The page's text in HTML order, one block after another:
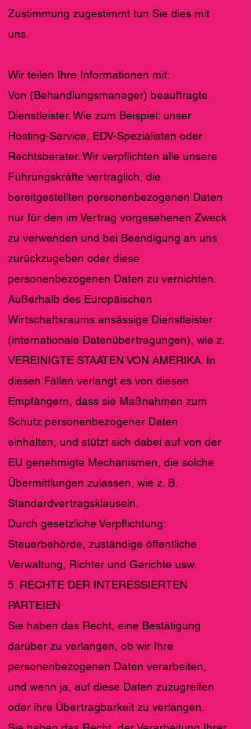
Zustimmung zugestimmt tun Sie dies mit
uns.
Wir teilen Ihre Informationen mit:
Von (Behandlungsmanager) beauftragte
Dienstleister. Wie zum Beispiel: unser
Hosting-Service, EDV-Spezialisten oder
Rechtsberater. Wir verpflichten alle unsere
Führungskräfte vertraglich, die
bereitgestellten personenbezogenen Daten
nur für den im Vertrag vorgesehenen Zweck
zu verwenden und bei Beendigung an uns
zurückzugeben oder diese
personenbezogenen Daten zu vernichten.
Außerhalb des Europäischen
Wirtschaftsraums ansässige Dienstleister
(internationale Datenübertragungen), wie z.
VEREINIGTE STAATEN VON AMERIKA. In
diesen Fällen verlangt es von diesen
Empfängern, dass sie Maßnahmen zum
Schutz personenbezogener Daten
einhalten, und stützt sich dabei auf von der
EU genehmigte Mechanismen, die solche
Übermittlungen zulassen, wie z. B.
Standardvertragsklauseln.
Durch gesetzliche Verpflichtung:
Steuerbehörde, zuständige öffentliche
Verwaltung, Richter und Gerichte usw.
5. RECHTE DER INTERESSIERTEN
PARTEIEN
Sie haben das Recht, eine Bestätigung
darüber zu verlangen, ob wir Ihre
personenbezogenen Daten verarbeiten,
und wenn ja, auf diese Daten zuzugreifen
oder ihre Übertragbarkeit zu verlangen.